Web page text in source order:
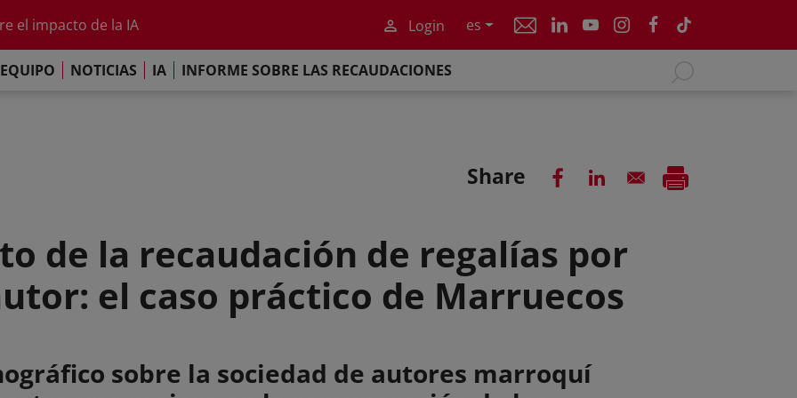
el impacto de la IA
de París
las Recaudaciones Mundiales de 2025
Login es
EQUIPO NOTICIAS IA INFORME SOBRE LAS RECAUDACIONES
Share
de la recaudación de regalías por
el caso práctico de Marruecos
sobre la sociedad de autores marroquí